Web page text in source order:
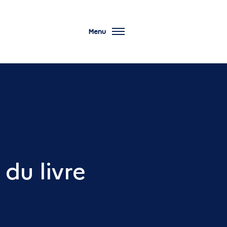
Menu
livre